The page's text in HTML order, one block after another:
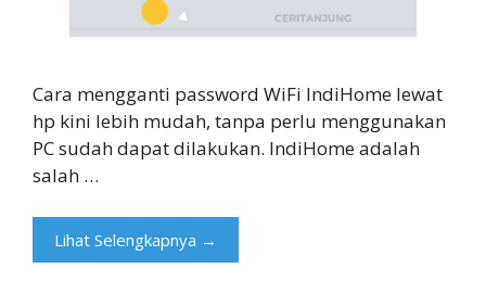
Cara mengganti password WiFi IndiHome lewat
hp kini lebih mudah, tanpa perlu menggunakan
PC sudah dapat dilakukan. IndiHome adalah
salah …
Lihat Selengkapnya →